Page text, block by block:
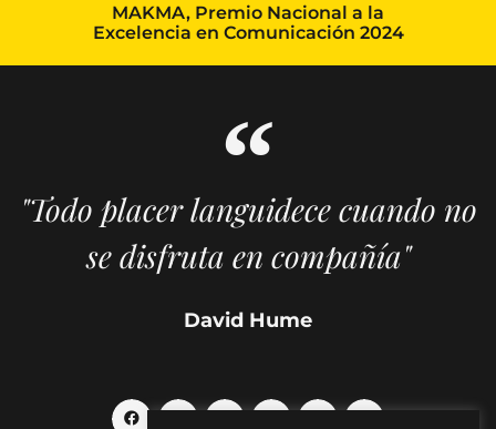
MAKMA, Premio Nacional a la
Excelencia en Comunicación 2024
"Todo placer languidece cuando no
se disfruta en compañía"
David Hume